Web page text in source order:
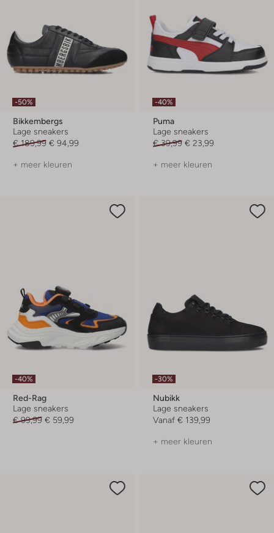
-50%
Bikkembergs
Lage sneakers
€ 189,99 € 94,99
+ meer kleuren
-40%
Puma
Lage sneakers
€ 39,99 € 23,99
+ meer kleuren
-40%
Red-Rag
Lage sneakers
€ 99,99 € 59,99
-30%
Nubikk
Lage sneakers
Vanaf € 139,99
+ meer kleuren